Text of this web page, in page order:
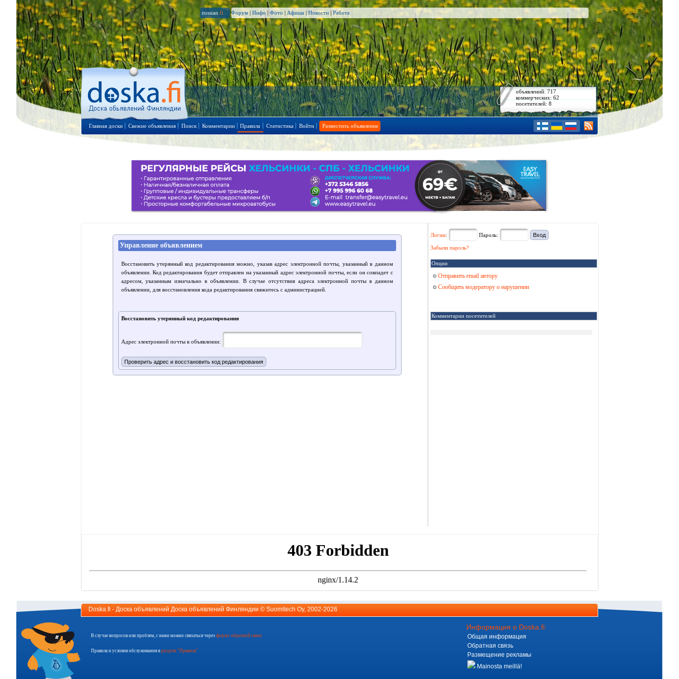
russian .fi Форум | Инфо | Фото | Афиша | Новости | Работа
объявлений: 717
коммерческих: 62
посетителей: 8
Главная доски Свежие объявления Поиск Комментарии Правила Статистика Войти Разместить объявление
Управление объявлением
Восстановить утерянный код редактирования можно, указав адрес электронной почты, указанный в данном
объявлении. Код редактирования будет отправлен на указанный адрес электронной почты, если он совпадет с
адресом, указанным изначально в объявлении. В случае отсутствия адреса электронной почты в данном
объявлении, для восстановления кода редактирования свяжитесь с администрацией.
Восстановить утерянный код редактирования
Адрес электронной почты в объявлении:
Логин: Пароль:
Забыли пароль?
Опции
Отправить email автору
Сообщить модератору о нарушении
Комментарии посетителей
Doska.fi - Доска объявлений Доска объявлений Финляндии © Suomitech Oy, 2002-2026
В случае вопросов или проблем, с нами можно связаться через форму обратной связи
Правила и условия обслуживания в разделе "Правила"
Информация о Doska.fi:
Общая информация
Обратная связь
Размещение рекламы
Mainosta meillä!